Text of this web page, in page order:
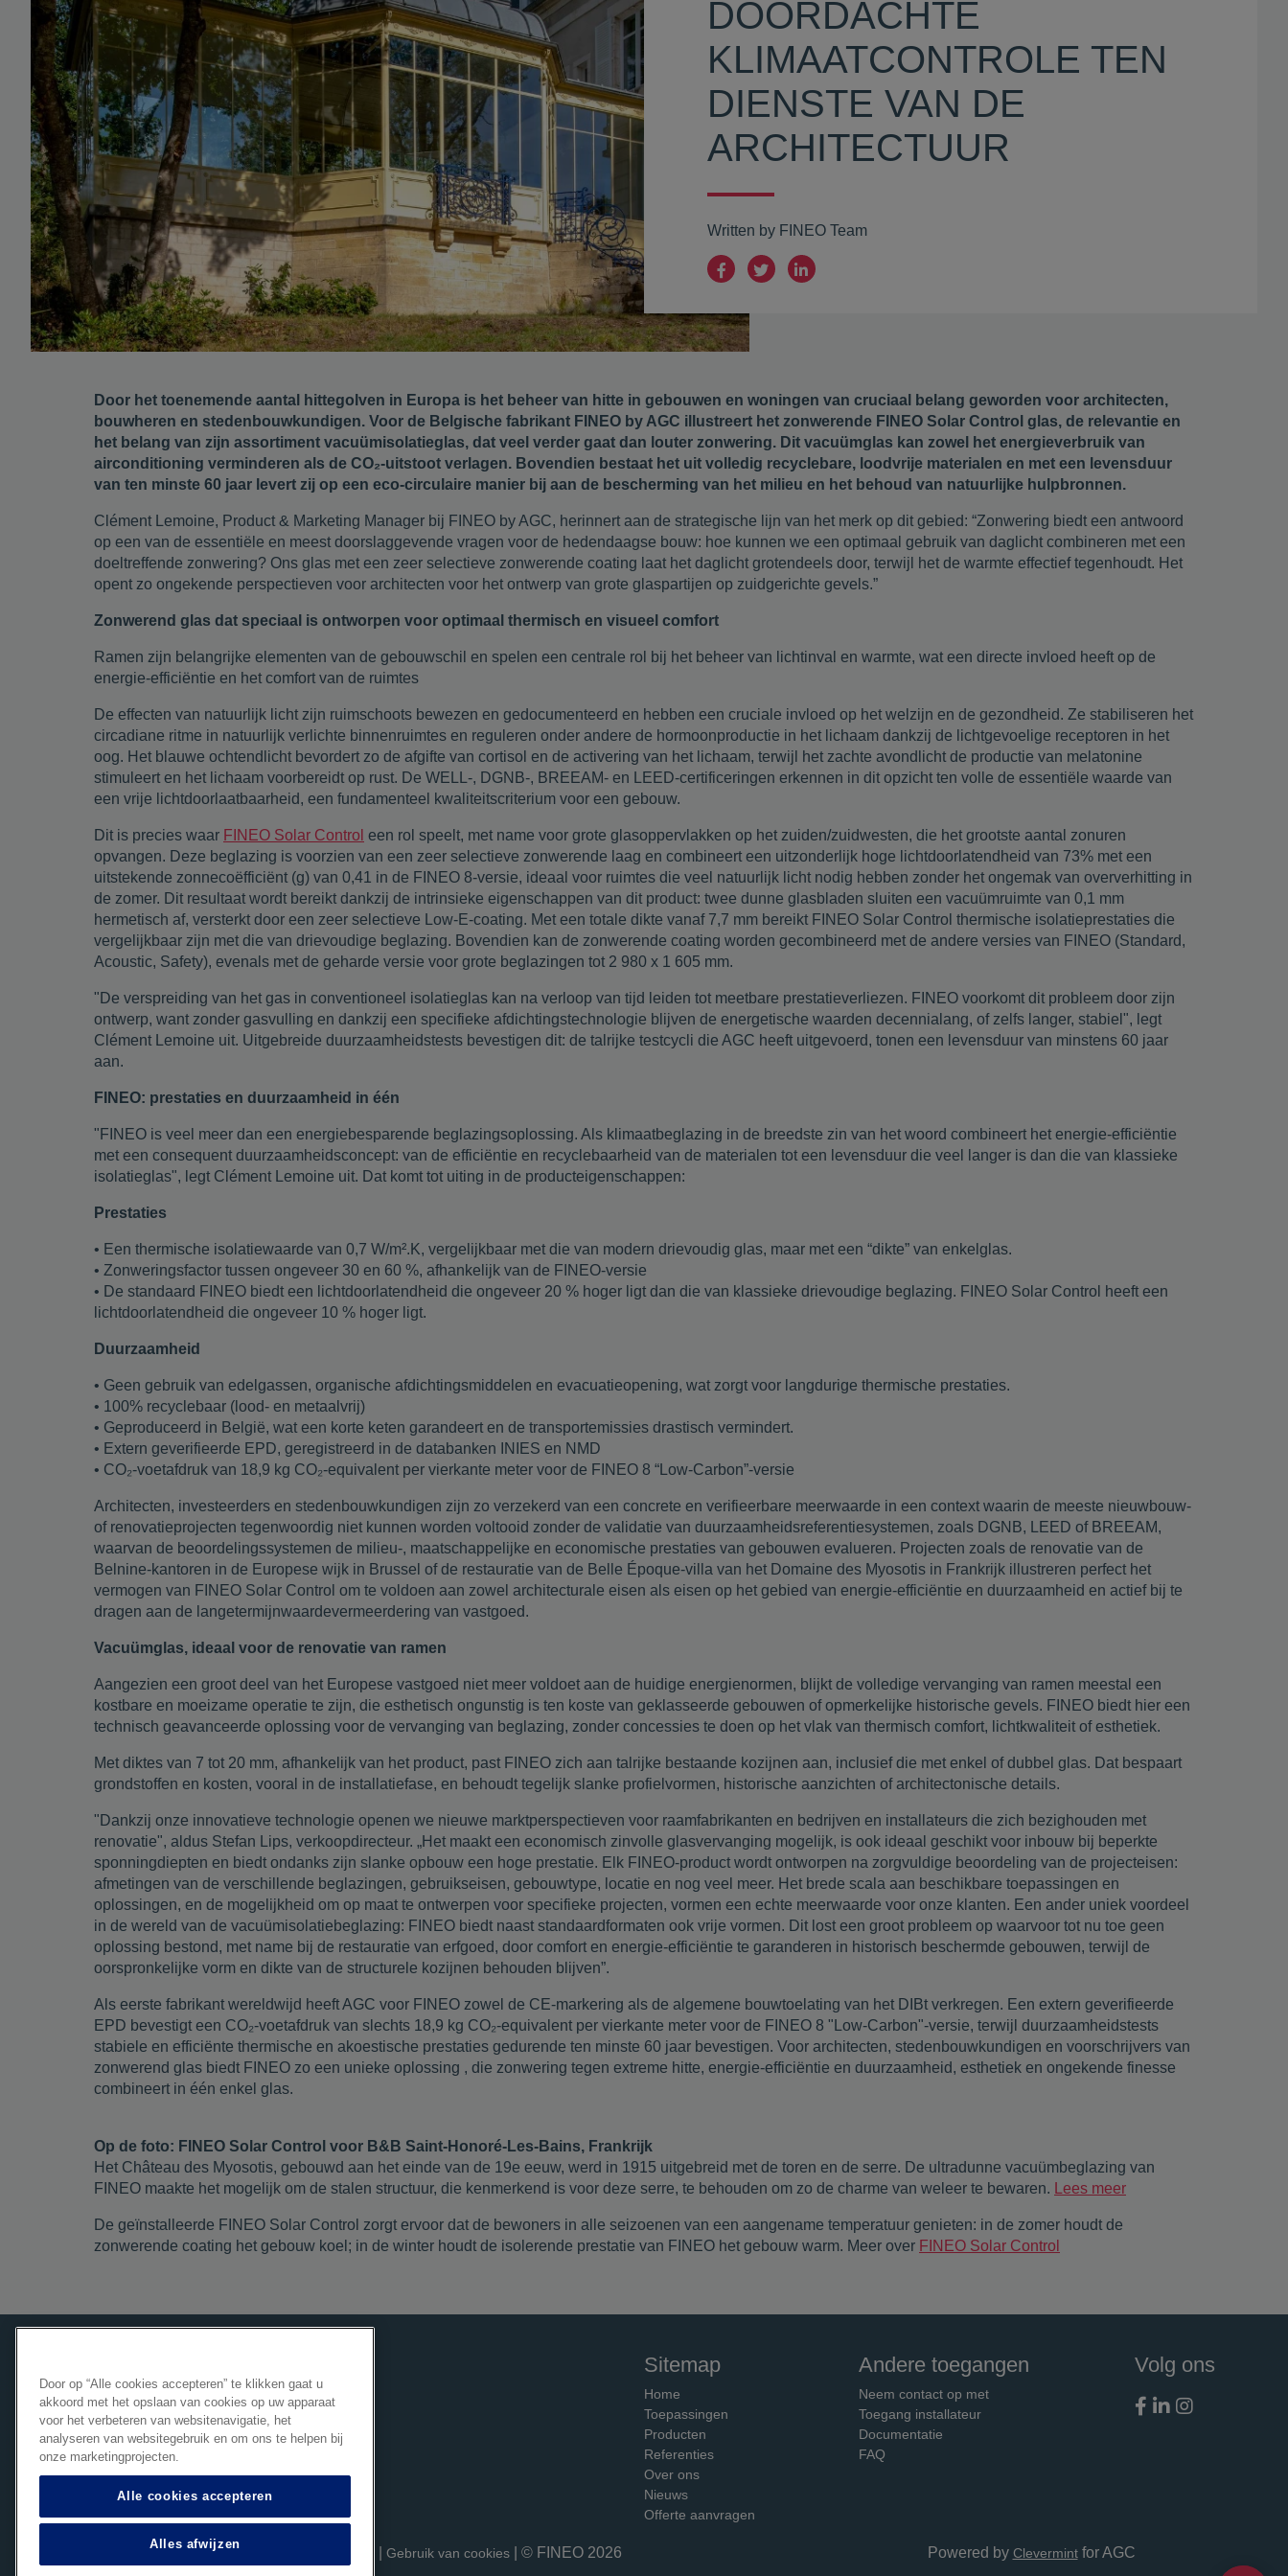
DOORDACHTE
KLIMAATCONTROLE TEN
DIENSTE VAN DE
ARCHITECTUUR
Written by FINEO Team
Door het toenemende aantal hittegolven in Europa is het beheer van hitte in gebouwen en woningen van cruciaal belang geworden voor architecten,
bouwheren en stedenbouwkundigen. Voor de Belgische fabrikant FINEO by AGC illustreert het zonwerende FINEO Solar Control glas, de relevantie en
het belang van zijn assortiment vacuümisolatieglas, dat veel verder gaat dan louter zonwering. Dit vacuümglas kan zowel het energieverbruik van
airconditioning verminderen als de CO₂-uitstoot verlagen. Bovendien bestaat het uit volledig recyclebare, loodvrije materialen en met een levensduur
van ten minste 60 jaar levert zij op een eco-circulaire manier bij aan de bescherming van het milieu en het behoud van natuurlijke hulpbronnen.
Clément Lemoine, Product & Marketing Manager bij FINEO by AGC, herinnert aan de strategische lijn van het merk op dit gebied: “Zonwering biedt een antwoord
op een van de essentiële en meest doorslaggevende vragen voor de hedendaagse bouw: hoe kunnen we een optimaal gebruik van daglicht combineren met een
doeltreffende zonwering? Ons glas met een zeer selectieve zonwerende coating laat het daglicht grotendeels door, terwijl het de warmte effectief tegenhoudt. Het
opent zo ongekende perspectieven voor architecten voor het ontwerp van grote glaspartijen op zuidgerichte gevels.”
Zonwerend glas dat speciaal is ontworpen voor optimaal thermisch en visueel comfort
Ramen zijn belangrijke elementen van de gebouwschil en spelen een centrale rol bij het beheer van lichtinval en warmte, wat een directe invloed heeft op de
energie-efficiëntie en het comfort van de ruimtes
De effecten van natuurlijk licht zijn ruimschoots bewezen en gedocumenteerd en hebben een cruciale invloed op het welzijn en de gezondheid. Ze stabiliseren het
circadiane ritme in natuurlijk verlichte binnenruimtes en reguleren onder andere de hormoonproductie in het lichaam dankzij de lichtgevoelige receptoren in het
oog. Het blauwe ochtendlicht bevordert zo de afgifte van cortisol en de activering van het lichaam, terwijl het zachte avondlicht de productie van melatonine
stimuleert en het lichaam voorbereidt op rust. De WELL-, DGNB-, BREEAM- en LEED-certificeringen erkennen in dit opzicht ten volle de essentiële waarde van
een vrije lichtdoorlaatbaarheid, een fundamenteel kwaliteitscriterium voor een gebouw.
Dit is precies waar FINEO Solar Control een rol speelt, met name voor grote glasoppervlakken op het zuiden/zuidwesten, die het grootste aantal zonuren
opvangen. Deze beglazing is voorzien van een zeer selectieve zonwerende laag en combineert een uitzonderlijk hoge lichtdoorlatendheid van 73% met een
uitstekende zonnecoëfficiënt (g) van 0,41 in de FINEO 8-versie, ideaal voor ruimtes die veel natuurlijk licht nodig hebben zonder het ongemak van oververhitting in
de zomer. Dit resultaat wordt bereikt dankzij de intrinsieke eigenschappen van dit product: twee dunne glasbladen sluiten een vacuümruimte van 0,1 mm
hermetisch af, versterkt door een zeer selectieve Low-E-coating. Met een totale dikte vanaf 7,7 mm bereikt FINEO Solar Control thermische isolatieprestaties die
vergelijkbaar zijn met die van drievoudige beglazing. Bovendien kan de zonwerende coating worden gecombineerd met de andere versies van FINEO (Standard,
Acoustic, Safety), evenals met de geharde versie voor grote beglazingen tot 2 980 x 1 605 mm.
"De verspreiding van het gas in conventioneel isolatieglas kan na verloop van tijd leiden tot meetbare prestatieverliezen. FINEO voorkomt dit probleem door zijn
ontwerp, want zonder gasvulling en dankzij een specifieke afdichtingstechnologie blijven de energetische waarden decennialang, of zelfs langer, stabiel", legt
Clément Lemoine uit. Uitgebreide duurzaamheidstests bevestigen dit: de talrijke testcycli die AGC heeft uitgevoerd, tonen een levensduur van minstens 60 jaar
aan.
FINEO: prestaties en duurzaamheid in één
"FINEO is veel meer dan een energiebesparende beglazingsoplossing. Als klimaatbeglazing in de breedste zin van het woord combineert het energie-efficiëntie
met een consequent duurzaamheidsconcept: van de efficiëntie en recyclebaarheid van de materialen tot een levensduur die veel langer is dan die van klassieke
isolatieglas", legt Clément Lemoine uit. Dat komt tot uiting in de producteigenschappen:
Prestaties
• Een thermische isolatiewaarde van 0,7 W/m².K, vergelijkbaar met die van modern drievoudig glas, maar met een “dikte” van enkelglas.
• Zonweringsfactor tussen ongeveer 30 en 60 %, afhankelijk van de FINEO-versie
• De standaard FINEO biedt een lichtdoorlatendheid die ongeveer 20 % hoger ligt dan die van klassieke drievoudige beglazing. FINEO Solar Control heeft een
lichtdoorlatendheid die ongeveer 10 % hoger ligt.
Duurzaamheid
• Geen gebruik van edelgassen, organische afdichtingsmiddelen en evacuatieopening, wat zorgt voor langdurige thermische prestaties.
• 100% recyclebaar (lood- en metaalvrij)
• Geproduceerd in België, wat een korte keten garandeert en de transportemissies drastisch vermindert.
• Extern geverifieerde EPD, geregistreerd in de databanken INIES en NMD
• CO₂-voetafdruk van 18,9 kg CO₂-equivalent per vierkante meter voor de FINEO 8 “Low-Carbon”-versie
Architecten, investeerders en stedenbouwkundigen zijn zo verzekerd van een concrete en verifieerbare meerwaarde in een context waarin de meeste nieuwbouw-
of renovatieprojecten tegenwoordig niet kunnen worden voltooid zonder de validatie van duurzaamheidsreferentiesystemen, zoals DGNB, LEED of BREEAM,
waarvan de beoordelingssystemen de milieu-, maatschappelijke en economische prestaties van gebouwen evalueren. Projecten zoals de renovatie van de
Belnine-kantoren in de Europese wijk in Brussel of de restauratie van de Belle Époque-villa van het Domaine des Myosotis in Frankrijk illustreren perfect het
vermogen van FINEO Solar Control om te voldoen aan zowel architecturale eisen als eisen op het gebied van energie-efficiëntie en duurzaamheid en actief bij te
dragen aan de langetermijnwaardevermeerdering van vastgoed.
Vacuümglas, ideaal voor de renovatie van ramen
Aangezien een groot deel van het Europese vastgoed niet meer voldoet aan de huidige energienormen, blijkt de volledige vervanging van ramen meestal een
kostbare en moeizame operatie te zijn, die esthetisch ongunstig is ten koste van geklasseerde gebouwen of opmerkelijke historische gevels. FINEO biedt hier een
technisch geavanceerde oplossing voor de vervanging van beglazing, zonder concessies te doen op het vlak van thermisch comfort, lichtkwaliteit of esthetiek.
Met diktes van 7 tot 20 mm, afhankelijk van het product, past FINEO zich aan talrijke bestaande kozijnen aan, inclusief die met enkel of dubbel glas. Dat bespaart
grondstoffen en kosten, vooral in de installatiefase, en behoudt tegelijk slanke profielvormen, historische aanzichten of architectonische details.
"Dankzij onze innovatieve technologie openen we nieuwe marktperspectieven voor raamfabrikanten en bedrijven en installateurs die zich bezighouden met
renovatie", aldus Stefan Lips, verkoopdirecteur. „Het maakt een economisch zinvolle glasvervanging mogelijk, is ook ideaal geschikt voor inbouw bij beperkte
sponningdiepten en biedt ondanks zijn slanke opbouw een hoge prestatie. Elk FINEO-product wordt ontworpen na zorgvuldige beoordeling van de projecteisen:
afmetingen van de verschillende beglazingen, gebruikseisen, gebouwtype, locatie en nog veel meer. Het brede scala aan beschikbare toepassingen en
oplossingen, en de mogelijkheid om op maat te ontwerpen voor specifieke projecten, vormen een echte meerwaarde voor onze klanten. Een ander uniek voordeel
in de wereld van de vacuümisolatiebeglazing: FINEO biedt naast standaardformaten ook vrije vormen. Dit lost een groot probleem op waarvoor tot nu toe geen
oplossing bestond, met name bij de restauratie van erfgoed, door comfort en energie-efficiëntie te garanderen in historisch beschermde gebouwen, terwijl de
oorspronkelijke vorm en dikte van de structurele kozijnen behouden blijven”.
Als eerste fabrikant wereldwijd heeft AGC voor FINEO zowel de CE-markering als de algemene bouwtoelating van het DIBt verkregen. Een extern geverifieerde
EPD bevestigt een CO₂-voetafdruk van slechts 18,9 kg CO₂-equivalent per vierkante meter voor de FINEO 8 "Low-Carbon"-versie, terwijl duurzaamheidstests
stabiele en efficiënte thermische en akoestische prestaties gedurende ten minste 60 jaar bevestigen. Voor architecten, stedenbouwkundigen en voorschrijvers van
zonwerend glas biedt FINEO zo een unieke oplossing , die zonwering tegen extreme hitte, energie-efficiëntie en duurzaamheid, esthetiek en ongekende finesse
combineert in één enkel glas.
Op de foto: FINEO Solar Control voor B&B Saint-Honoré-Les-Bains, Frankrijk
Het Château des Myosotis, gebouwd aan het einde van de 19e eeuw, werd in 1915 uitgebreid met de toren en de serre. De ultradunne vacuümbeglazing van
FINEO maakte het mogelijk om de stalen structuur, die kenmerkend is voor deze serre, te behouden om zo de charme van weleer te bewaren.
Lees meer
De geïnstalleerde FINEO Solar Control zorgt ervoor dat de bewoners in alle seizoenen van een aangename temperatuur genieten: in de zomer houdt de
zonwerende coating het gebouw koel; in de winter houdt de isolerende prestatie van FINEO het gebouw warm. Meer over FINEO Solar Control
Vacuum beglazing
Sitemap
Home
Toepassingen
Producten
Referenties
Over ons
Nieuws
Offerte aanvragen
Andere toegangen
Neem contact op met
Toegang installateur
Documentatie
FAQ
Volg ons
Privacybeleid| Gebruik van cookies| © FINEO 2026 Powered by Clevermintfor AGC
Door op “Alle cookies accepteren” te klikken gaat u
akkoord met het opslaan van cookies op uw apparaat
voor het verbeteren van websitenavigatie, het
analyseren van websitegebruik en om ons te helpen bij
onze marketingprojecten.
Alle cookies accepteren
Alles afwijzen